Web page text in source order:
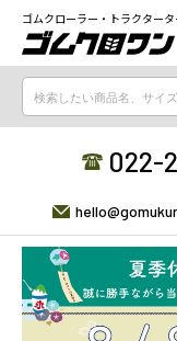
ゴムクローラー・トラクター
022-